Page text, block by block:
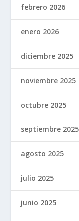
febrero 2026
enero 2026
diciembre 2025
noviembre 2025
octubre 2025
septiembre 2025
agosto 2025
julio 2025
junio 2025